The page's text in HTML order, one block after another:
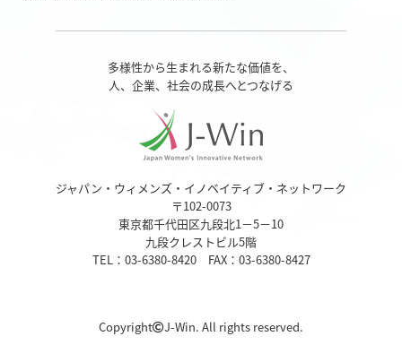
多様性から生まれる新たな価値を、
人、企業、社会の成長へとつなげる
ジャパン・ウィメンズ・イノベイティブ・ネットワーク
〒102-0073
東京都千代田区九段北1－5－10
九段クレストビル5階
TEL：03-6380-8420 FAX：03-6380-8427
Copyright J-Win. All rights reserved.